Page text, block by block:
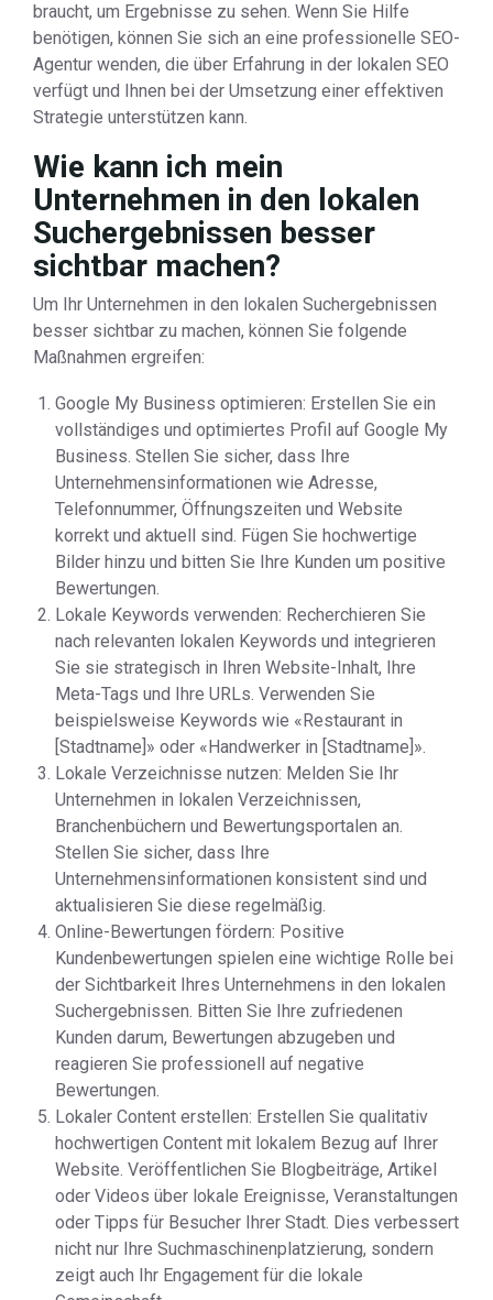
braucht, um Ergebnisse zu sehen. Wenn Sie Hilfe
benötigen, können Sie sich an eine professionelle SEO-
Agentur wenden, die über Erfahrung in der lokalen SEO
verfügt und Ihnen bei der Umsetzung einer effektiven
Strategie unterstützen kann.
Wie kann ich mein
Unternehmen in den lokalen
Suchergebnissen besser
sichtbar machen?
Um Ihr Unternehmen in den lokalen Suchergebnissen
besser sichtbar zu machen, können Sie folgende
Maßnahmen ergreifen:
Google My Business optimieren: Erstellen Sie ein
vollständiges und optimiertes Profil auf Google My
Business. Stellen Sie sicher, dass Ihre
Unternehmensinformationen wie Adresse,
Telefonnummer, Öffnungszeiten und Website
korrekt und aktuell sind. Fügen Sie hochwertige
Bilder hinzu und bitten Sie Ihre Kunden um positive
Bewertungen.
Lokale Keywords verwenden: Recherchieren Sie
nach relevanten lokalen Keywords und integrieren
Sie sie strategisch in Ihren Website-Inhalt, Ihre
Meta-Tags und Ihre URLs. Verwenden Sie
beispielsweise Keywords wie «Restaurant in
[Stadtname]» oder «Handwerker in [Stadtname]».
Lokale Verzeichnisse nutzen: Melden Sie Ihr
Unternehmen in lokalen Verzeichnissen,
Branchenbüchern und Bewertungsportalen an.
Stellen Sie sicher, dass Ihre
Unternehmensinformationen konsistent sind und
aktualisieren Sie diese regelmäßig.
Online-Bewertungen fördern: Positive
Kundenbewertungen spielen eine wichtige Rolle bei
der Sichtbarkeit Ihres Unternehmens in den lokalen
Suchergebnissen. Bitten Sie Ihre zufriedenen
Kunden darum, Bewertungen abzugeben und
reagieren Sie professionell auf negative
Bewertungen.
Lokaler Content erstellen: Erstellen Sie qualitativ
hochwertigen Content mit lokalem Bezug auf Ihrer
Website. Veröffentlichen Sie Blogbeiträge, Artikel
oder Videos über lokale Ereignisse, Veranstaltungen
oder Tipps für Besucher Ihrer Stadt. Dies verbessert
nicht nur Ihre Suchmaschinenplatzierung, sondern
zeigt auch Ihr Engagement für die lokale